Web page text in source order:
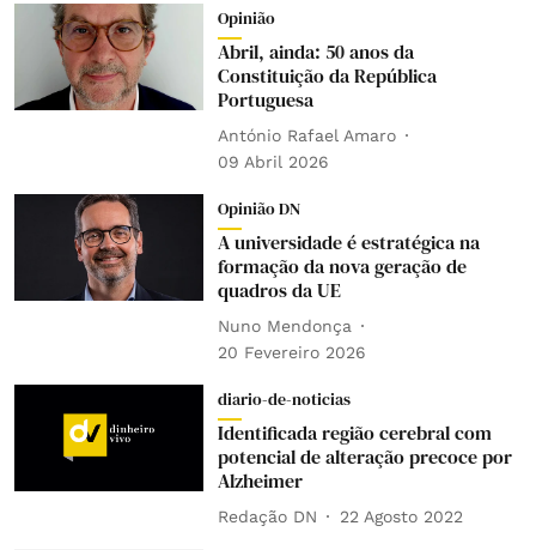
Opinião
Abril, ainda: 50 anos da
Constituição da República
Portuguesa
António Rafael Amaro
09 Abril 2026
Opinião DN
A universidade é estratégica na
formação da nova geração de
quadros da UE
Nuno Mendonça
20 Fevereiro 2026
diario-de-noticias
Identificada região cerebral com
potencial de alteração precoce por
Alzheimer
Redação DN 22 Agosto 2022